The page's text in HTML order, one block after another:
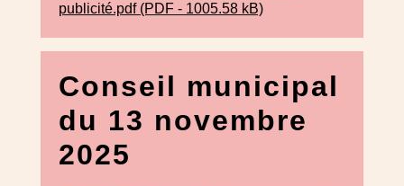
publicité.pdf (PDF - 1005.58 kB)
Conseil municipal
du 13 novembre
2025